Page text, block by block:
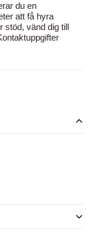
du en
att få hyra
stöd, vänd dig till